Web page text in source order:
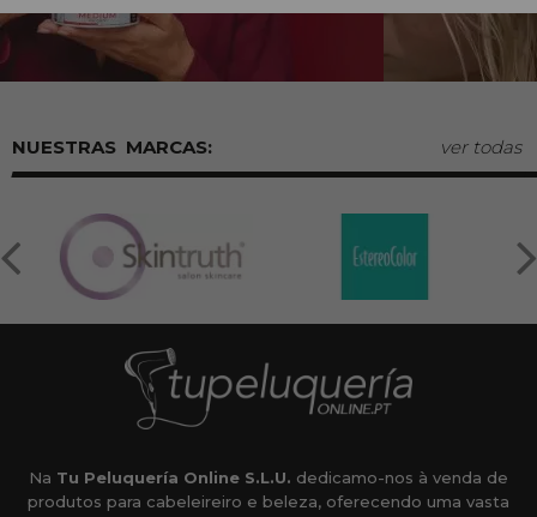
MARCAS: ver todas
Na Tu Peluquería Online S.L.U. dedicamo-nos à venda de
produtos para cabeleireiro e beleza, oferecendo uma vasta